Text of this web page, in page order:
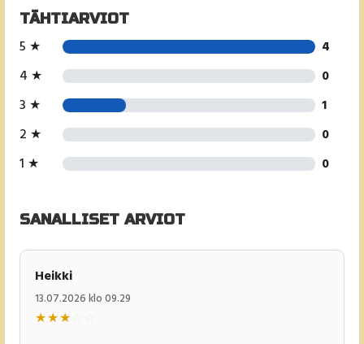
TÄHTIARVIOT
5 ★
4
4 ★
0
3 ★
1
2 ★
0
1 ★
0
SANALLISET ARVIOT
Heikki
13.07.2026 klo 09.29
★★★